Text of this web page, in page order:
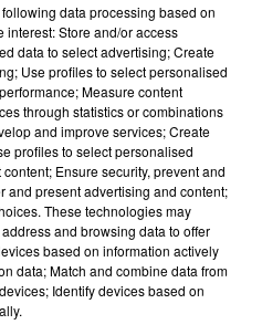
dans l'air et deviennent
"Bien que la MNT ne
est inhalée dans
peuvent causer
fatigue et une perte de
dont le système
, expliquent les
de l'étude.
microbes
sont présentes en
les pommeaux de
data processing based on
Store and/or access
data to select advertising; Create
Use profiles to select personalised
Measure content
through statistics or combinations
and improve services; Create
profiles to select personalised
Ensure security, prevent and
and present advertising and content;
These technologies may
and browsing data to offer
based on information actively
data; Match and combine data from
Identify devices based on